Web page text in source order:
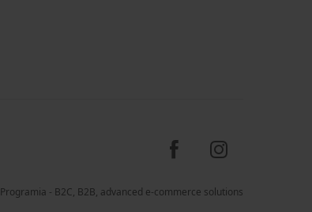
Programia - B2C, B2B, advanced e-commerce solutions